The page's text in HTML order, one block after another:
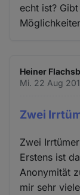
echt ist?
Heiner
Mi. 22 Aug
Zwei
Zwei
Erstens ist
Anonymität
mir sehr